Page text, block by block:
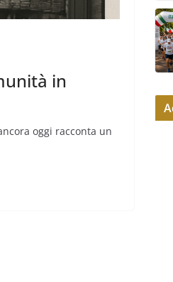
in
oggi racconta un